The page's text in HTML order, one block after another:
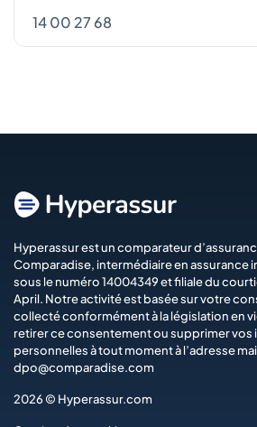
14 00 27 68
Hyperassur est un comparateur
Comparadise, intermédiaire en assurance
sous le numéro 14004349 et filiale du
April. Notre activité est basée sur votre
collecté conformément à la législation en
retirer ce consentement ou supprimer vos
personnelles à tout moment à l’adresse
dpo@comparadise.com
2026 © Hyperassur.com